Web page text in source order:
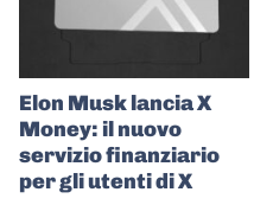
Elon Musk lancia X
Money: il nuovo
servizio finanziario
per gli utenti di X